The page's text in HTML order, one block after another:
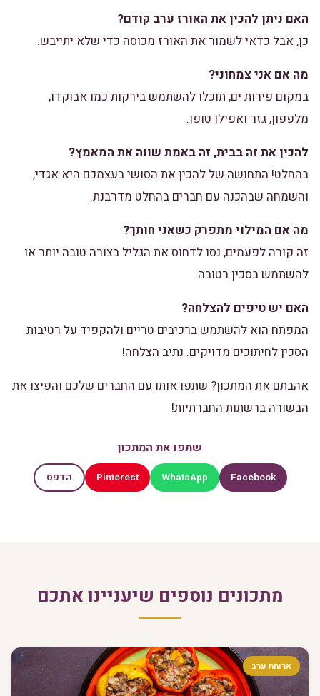
האם ניתן להכין את האורז ערב קודם?
כן, אבל כדאי לשמור את האורז מכוסה כדי שלא יתייבש.
מה אם אני צמחוני?
במקום פירות ים, תוכלו להשתמש בירקות כמו אבוקדו,
מלפפון, גזר ואפילו טופו.
להכין את זה בבית, זה באמת שווה את המאמץ?
בהחלט! התחושה של להכין את הסושי בעצמכם היא אגדי,
והשמחה שבהכנה עם חברים בהחלט מדרבנת.
מה אם המילוי מתפרק כשאני חותך?
זה קורה לפעמים, נסו לדחוס את הגליל בצורה טובה יותר או
להשתמש בסכין רטובה.
האם יש טיפים להצלחה?
המפתח הוא להשתמש ברכיבים טריים ולהקפיד על רטיבות
הסכין לחיתוכים מדויקים. נתיב הצלחה!
אהבתם את המתכון? שתפו אותו עם החברים שלכם והפיצו את
הבשורה ברשתות החברתיות!
שתפו את המתכון
Facebook
WhatsApp
Pinterest הדפס
מתכונים נוספים שיעניינו אתכם
ארוחת ערב